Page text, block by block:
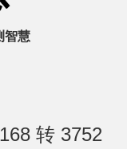
智慧
转 3752